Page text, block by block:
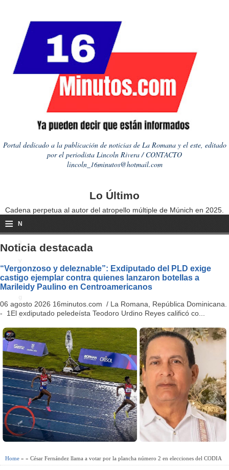
Portal dedicado a la publicación de noticias de La Romana y el este, editado
por el periodista Lincoln Rivera / CONTACTO
lincoln_16minutos@hotmail.com
Lo Último
Cadena perpetua al autor del atropello múltiple de Múnich en 2025.
≡ N
a
i
a
ti
o
n
Noticia destacada
“Vergonzoso y deleznable”: Exdiputado del PLD exige
castigo ejemplar contra quienes lanzaron botellas a
Marileidy Paulino en Centroamericanos
06 agosto 2026 16minutos.com / La Romana, República Dominicana.
- 1El exdiputado peledeísta Teodoro Urdino Reyes calificó co...
Home » » César Fernández llama a votar por la plancha número 2 en elecciones del CODIA